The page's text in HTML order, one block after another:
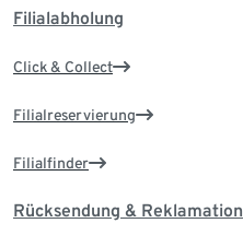
Filialabholung
Click & Collect
Filialreservierung
Filialfinder
Rücksendung & Reklamation